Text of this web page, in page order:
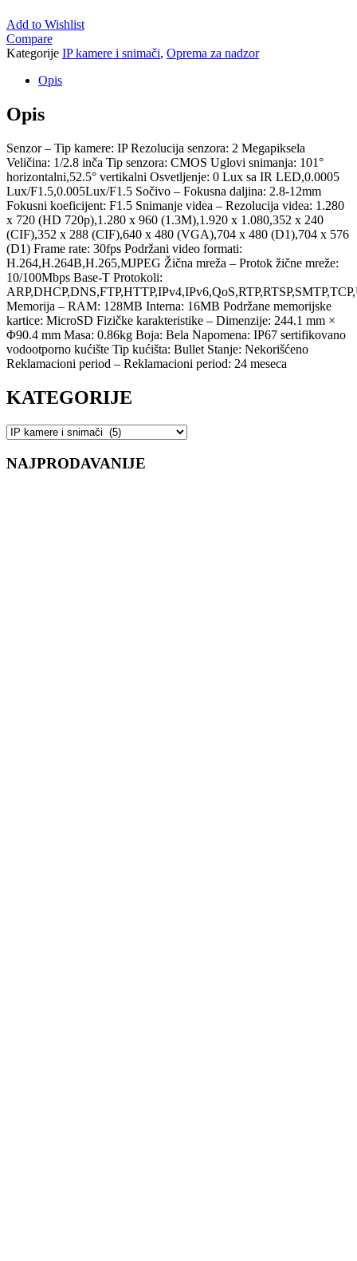
Add to Wishlist
Compare
Kategorije IP kamere i snimači, Oprema za nadzor
Opis
Opis
Senzor – Tip kamere: IP Rezolucija senzora: 2 Megapiksela
Veličina: 1/2.8 inča Tip senzora: CMOS Uglovi snimanja: 101°
horizontalni,52.5° vertikalni Osvetljenje: 0 Lux sa IR LED,0.0005
Lux/F1.5,0.005Lux/F1.5 Sočivo – Fokusna daljina: 2.8-12mm
Fokusni koeficijent: F1.5 Snimanje videa – Rezolucija videa: 1.280
x 720 (HD 720p),1.280 x 960 (1.3M),1.920 x 1.080,352 x 240
(CIF),352 x 288 (CIF),640 x 480 (VGA),704 x 480 (D1),704 x 576
(D1) Frame rate: 30fps Podržani video formati:
H.264,H.264B,H.265,MJPEG Žična mreža – Protok žične mreže:
10/100Mbps Base-T Protokoli:
Memorija – RAM: 128MB Interna: 16MB Podržane memorijske
kartice: MicroSD Fizičke karakteristike – Dimenzije: 244.1 mm ×
Φ90.4 mm Masa: 0.86kg Boja: Bela Napomena: IP67 sertifikovano
vodootporno kućište Tip kućišta: Bullet Stanje: Nekorišćeno
Reklamacioni period – Reklamacioni period: 24 meseca
KATEGORIJE
NAJPRODAVANIJE